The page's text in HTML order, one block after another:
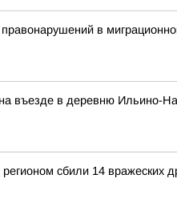
в
въезде в деревню Ильино-
сбили 14 вражеских